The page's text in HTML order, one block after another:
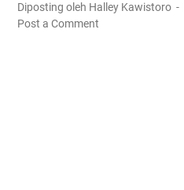
Diposting oleh Halley Kawistoro
Post a Comment